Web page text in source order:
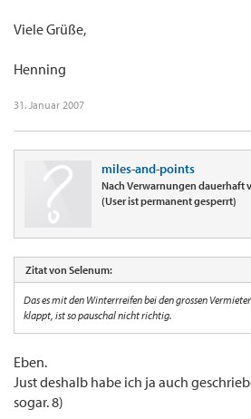
Viele Grüße,
Henning
31. Januar 2007
miles-and-points
Nach Verwarnungen dauerhaft
(User ist permanent gesperrt)
Zitat von Selenum:
Das es mit den Winterrreifen bei den grossen
klappt, ist so pauschal nicht richtig.
Eben.
Just deshalb habe ich ja auch
sogar. 8)